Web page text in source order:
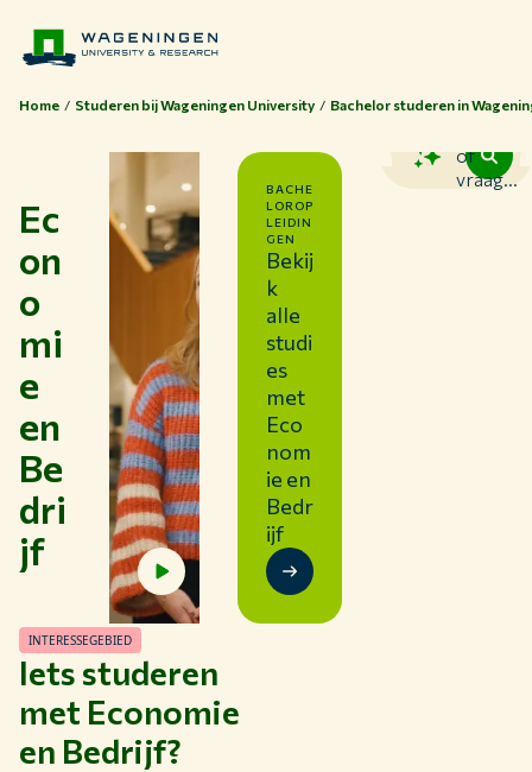
Thema's
Studeren bij WUR
Samenwerken met WUR
Over WUR
NIEUWS & ACHTERGRONDEN
WERKEN BIJ WUR
BIBLIOTHEEK
Home Studeren bij Wageningen University Bachelor studeren in
Ec
on
o
mi
e
en
Be
dri
jf
Bekij
k
alle
studi
es
met
Eco
nom
ie en
Bedr
ijf
BACHE
LOROP
LEIDIN
GEN
of
vraag...
Iets studeren
met Economie
en Bedrijf?
INTERESSEGEBIED